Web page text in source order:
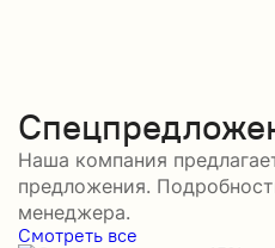
Наша компания
предложения.
менеджера.
Смотреть все